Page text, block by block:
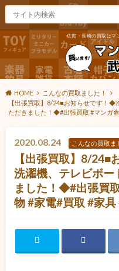
佐賀・長崎の買取はマ
HOME
こんなの買取ました！
【出張買取】8/24■お知らせです！◆
ただきました！◆#出張買取 #マンガ
2020.08.24 こんなの買取ま
【出張買取】8/24■
洗濯機、テレビボー
ました！◆#出張買
物 #家電#買取 #家